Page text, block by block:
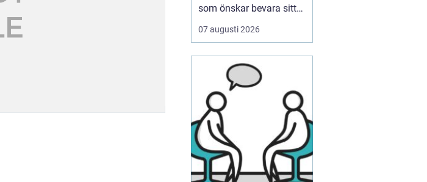
som önskar bevara sitt
ungdomliga utseende
utan att behöva
kirurgiska ingrepp.
Dessa behandlingar
erbjuder en icke-kirurgisk
lösning för att återställa
volym och definition i
ansiktet, oc...
07 augusti 2026